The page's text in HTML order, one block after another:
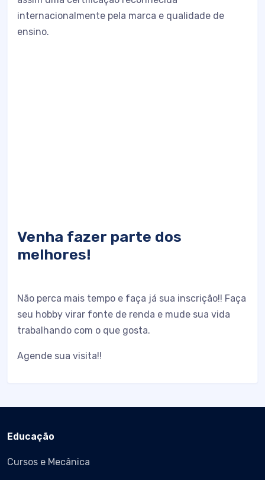
internacionalmente pela marca e qualidade de
ensino.
Venha fazer parte dos
melhores!
Não perca mais tempo e faça já sua inscrição!! Faça
seu hobby virar fonte de renda e mude sua vida
trabalhando com o que gosta.
Agende sua visita!!
Educação
Cursos e Mecânica